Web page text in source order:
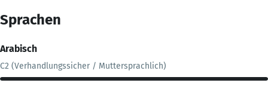
Sprachen
Arabisch
C2 (Verhandlungssicher / Muttersprachlich)